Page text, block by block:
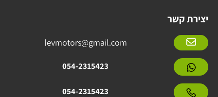
יצירת קשר
levmotors@gmail.com
054-2315423
054-2315423